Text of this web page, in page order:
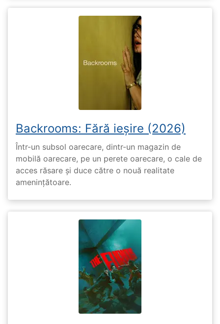
Backrooms: Fără ieșire (2026)
Într-un subsol oarecare, dintr-un magazin de
mobilă oarecare, pe un perete oarecare, o cale de
acces răsare și duce către o nouă realitate
amenințătoare.